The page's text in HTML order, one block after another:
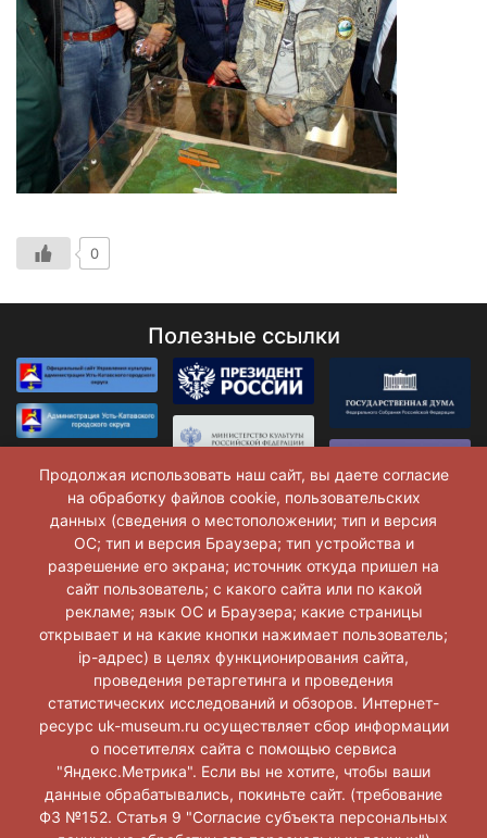
0
Полезные ссылки
Музей г. Усть-Катав © 2026 г.
Продолжая использовать наш сайт, вы даете согласие
на обработку файлов cookie, пользовательских
данных (сведения о местоположении; тип и версия
ОС; тип и версия Браузера; тип устройства и
разрешение его экрана; источник откуда пришел на
сайт пользователь; с какого сайта или по какой
рекламе; язык ОС и Браузера; какие страницы
открывает и на какие кнопки нажимает пользователь;
ip-адрес) в целях функционирования сайта,
проведения ретаргетинга и проведения
статистических исследований и обзоров. Интернет-
ресурс uk-museum.ru осуществляет сбор информации
о посетителях сайта с помощью сервиса
"Яндекс.Метрика". Если вы не хотите, чтобы ваши
данные обрабатывались, покиньте сайт. (требование
ФЗ №152. Статья 9 "Согласие субъекта персональных